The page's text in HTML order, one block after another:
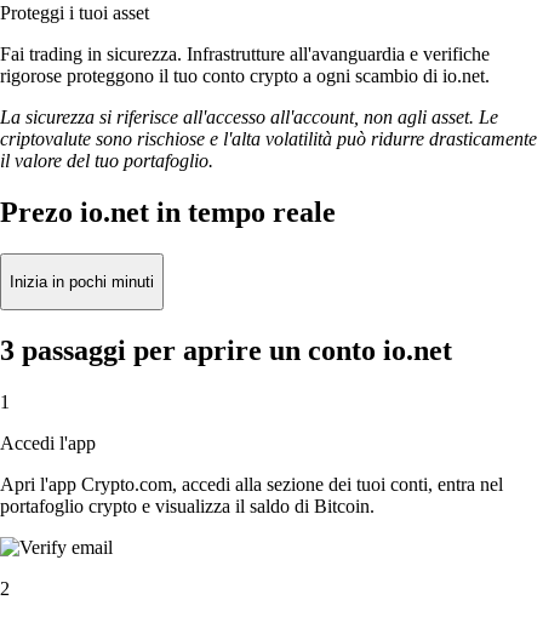
Proteggi i tuoi asset
Fai trading in sicurezza. Infrastrutture all'avanguardia e verifiche
rigorose proteggono il tuo conto crypto a ogni scambio di io.net.
La sicurezza si riferisce all'accesso all'account, non agli asset. Le
criptovalute sono rischiose e l'alta volatilità può ridurre drasticamente
il valore del tuo portafoglio.
Prezo io.net in tempo reale
Inizia in pochi minuti
3 passaggi per aprire un conto io.net
1
Accedi l'app
Apri l'app Crypto.com, accedi alla sezione dei tuoi conti, entra nel
portafoglio crypto e visualizza il saldo di Bitcoin.
2